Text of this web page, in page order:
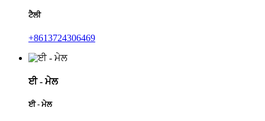
ਟੈਲੀ
+8613724306469
ਈ - ਮੇਲ
ਈ - ਮੇਲ